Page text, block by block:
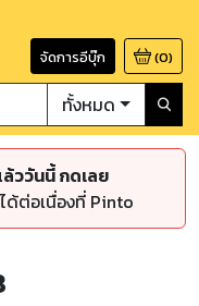
จัดการอีบุ๊ก (0)
ทั้งหมด
ววันนี้ กดเลย
ด้ต่อเนื่องที่ Pinto